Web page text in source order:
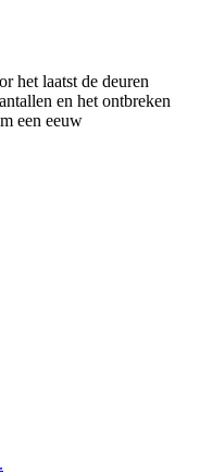
het laatst de deuren
en het ontbreken
een eeuw